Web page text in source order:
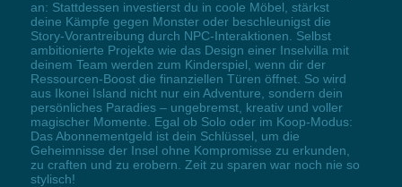
an: Stattdessen investierst du in coole Möbel, stärkst
deine Kämpfe gegen Monster oder beschleunigst die
Story-Vorantreibung durch NPC-Interaktionen. Selbst
ambitionierte Projekte wie das Design einer Inselvilla mit
deinem Team werden zum Kinderspiel, wenn dir der
Ressourcen-Boost die finanziellen Türen öffnet. So wird
aus Ikonei Island nicht nur ein Adventure, sondern dein
persönliches Paradies – ungebremst, kreativ und voller
magischer Momente. Egal ob Solo oder im Koop-Modus:
Das Abonnementgeld ist dein Schlüssel, um die
Geheimnisse der Insel ohne Kompromisse zu erkunden,
zu craften und zu erobern. Zeit zu sparen war noch nie so
stylisch!